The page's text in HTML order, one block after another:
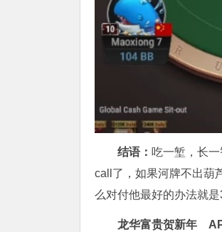
结语： 吃一堑，长
call了，如果河牌不出葫
么对付他最好的办法就是
龙华富贵贺新年